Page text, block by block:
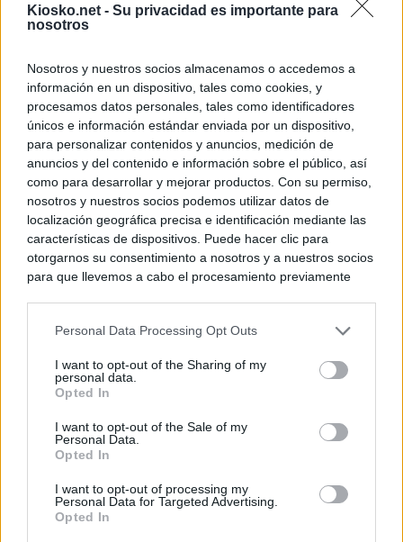
Kiosko.net - Su privacidad es importante para
nosotros
Nosotros y nuestros socios almacenamos o accedemos a
información en un dispositivo, tales como cookies, y
procesamos datos personales, tales como identificadores
únicos e información estándar enviada por un dispositivo,
para personalizar contenidos y anuncios, medición de
anuncios y del contenido e información sobre el público, así
como para desarrollar y mejorar productos. Con su permiso,
nosotros y nuestros socios podemos utilizar datos de
localización geográfica precisa e identificación mediante las
características de dispositivos. Puede hacer clic para
otorgarnos su consentimiento a nosotros y a nuestros socios
para que llevemos a cabo el procesamiento previamente
negar su consentimiento. Tenga en cuenta que algún
de su consentimiento, pero usted tiene el derecho de
rechazar tal procesamiento. Sus preferencias se aplicarán
cualquier momento entrando de nuevo en este sitio web o
visitando nuestra política de privacidad.
Personal Data Processing Opt Outs
I want to opt-out of the Sharing of my
personal data.
Opted In
I want to opt-out of the Sale of my
Personal Data.
Opted In
I want to opt-out of processing my
Personal Data for Targeted Advertising.
Opted In